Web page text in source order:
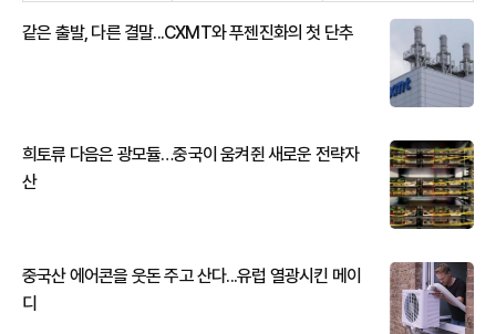
같은 출발, 다른 결말...CXMT와 푸젠진화의 첫 단추
희토류 다음은 광모듈…중국이 움켜쥔 새로운 전략자
산
중국산 에어콘을 웃돈 주고 산다...유럽 열광시킨 메이
디